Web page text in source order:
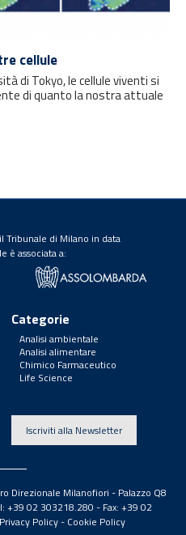
cellule
di Tokyo, le cellule viventi si
di quanto la nostra attuale
Tribunale di Milano in data
è associata a:
Categorie
Analisi ambientale
Analisi alimentare
Chimico Farmaceutico
Life Science
Iscriviti alla Newsletter
Direzionale Milanofiori - Palazzo Q8
+39 02 303218.280 - Fax: +39 02
Privacy Policy- Cookie Policy